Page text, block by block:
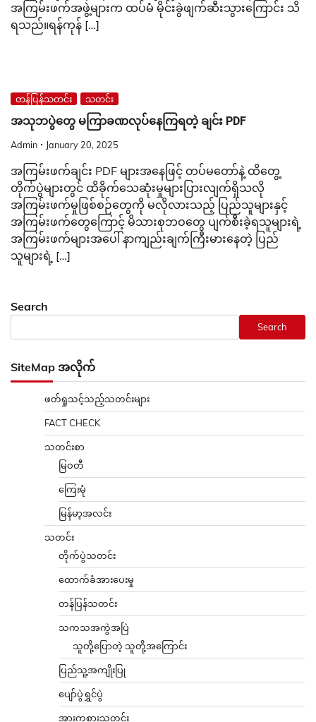
အကြမ်းဖက်အဖွဲ့များက ထပ်မံ မိုင်းခွဲဖျက်ဆီးသွားကြောင်း သိ
ရသည်။ရန်ကုန် […]
တန်ပြန်သတင်း သတင်း
အသုဘပွဲတွေ မကြာခဏလုပ်နေကြရတဲ့ ချင်း PDF
Admin January 20, 2025
အကြမ်းဖက်ချင်း PDF များအနေဖြင့် တပ်မတော်နဲ့ ထိတွေ့
တိုက်ပွဲများတွင် ထိခိုက်သေဆုံးမှုများပြားလျက်ရှိသလို
အကြမ်းဖက်မှုဖြစ်စဉ်တွေကို မလိုလားသည့် ပြည်သူများနှင့်
အကြမ်းဖက်တွေကြောင့် မိသားစုဘဝတွေ ပျက်စီးခဲ့ရသူများရဲ့
အကြမ်းဖက်များအပေါ် နာကျည်းချက်ကြီးမားနေတဲ့ ပြည်
သူများရဲ့ […]
Search
Search
SiteMap အလိုက်
ဖတ်ရှုသင့်သည့်သတင်းများ
FACT CHECK
သတင်းစာ
မြဝတီ
ကြေးမုံ
မြန်မာ့အလင်း
သတင်း
တိုက်ပွဲသတင်း
ထောက်ခံအားပေးမှု
တန်ပြန်သတင်း
သကသအကွဲအပြဲ
သူတို့ပြောတဲ့ သူတို့အကြောင်း
ပြည်သူ့အကျိုးပြု
ပျော်ပွဲရွှင်ပွဲ
အားကစားသတင်း